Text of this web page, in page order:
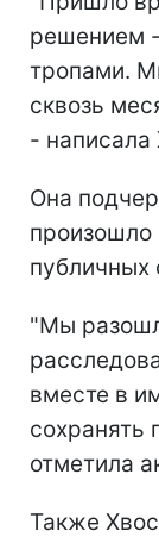
решением
тропами.
сквозь
- написала
Она
произошло
публичных
"Мы
вместе в
сохранять
отметила
Также